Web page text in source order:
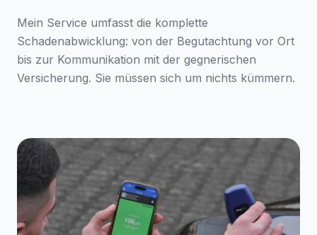
Mein Service umfasst die komplette
Schadenabwicklung: von der Begutachtung vor Ort
bis zur Kommunikation mit der gegnerischen
Versicherung. Sie müssen sich um nichts kümmern.